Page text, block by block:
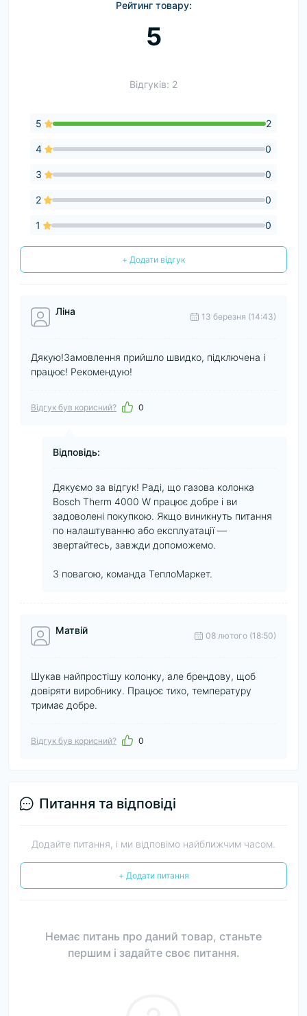
Рейтинг товару:
5
Відгуків: 2
5 2
4 0
3 0
2 0
1 0
+ Додати відгук
Ліна 13 березня (14:43)
Дякую!Замовлення прийшло швидко, підключена і
працює! Рекомендую!
Відгук був корисний? 0
Відповідь:
Дякуємо за відгук! Раді, що газова колонка
Bosch Therm 4000 W працює добре і ви
задоволені покупкою. Якщо виникнуть питання
по налаштуванню або експлуатації —
звертайтесь, завжди допоможемо.
З повагою, команда ТеплоМаркет.
Матвій 08 лютого (18:50)
Шукав найпростішу колонку, але брендову, щоб
довіряти виробнику. Працює тихо, температуру
тримає добре.
Відгук був корисний? 0
Питання та відповіді
Додайте питання, і ми відповімо найближчим часом.
+ Додати питання
Немає питань про даний товар, станьте
першим і задайте своє питання.